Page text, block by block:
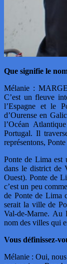
Que signifie le
Mélanie :
C’est un fleuve
l’Espagne et le
d’Ourense en
l’Océan
Portugal. Il
représentons,
Ponte de Lima est
dans le district de
Ouest). Ponte de
c’est un peu
de Ponte de Lima
serait la ville de
Val-de-Marne. Au
nom des villes qui
Vous définissez-
Mélanie : Oui,